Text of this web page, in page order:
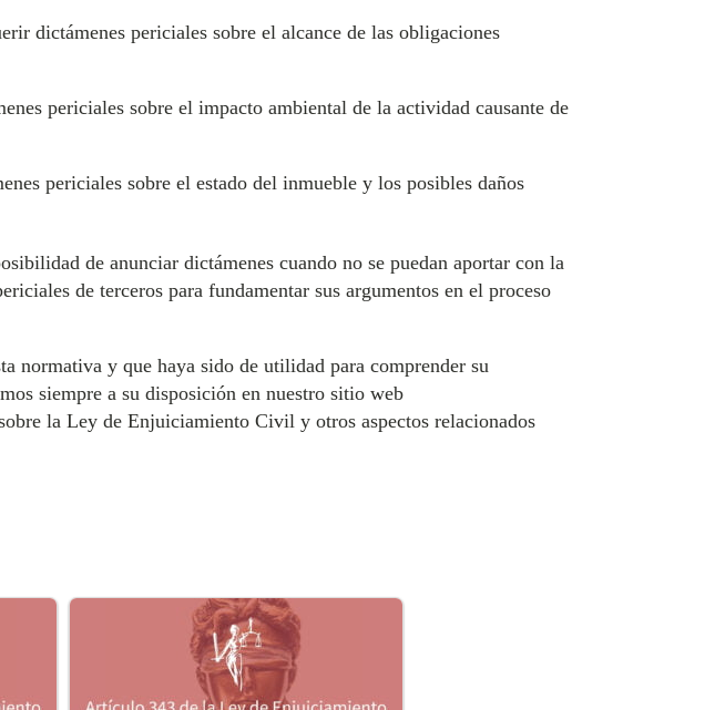
dictámenes periciales sobre el alcance de las obligaciones
periciales sobre el impacto ambiental de la actividad causante de
periciales sobre el estado del inmueble y los posibles daños
de anunciar dictámenes cuando no se puedan aportar con la
de terceros para fundamentar sus argumentos en el proceso
normativa y que haya sido de utilidad para comprender su
siempre a su disposición en nuestro sitio web
la Ley de Enjuiciamiento Civil y otros aspectos relacionados